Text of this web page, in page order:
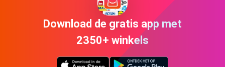
Download de gratis app met
2350+ winkels